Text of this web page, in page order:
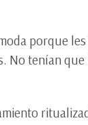
porque
No tenían